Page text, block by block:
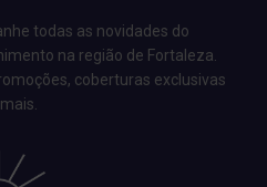
todas as novidades do
na região de Fortaleza.
coberturas exclusivas